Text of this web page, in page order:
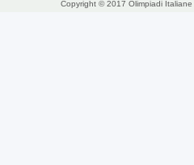
Copyright © 2017 Olimpiadi Italiane